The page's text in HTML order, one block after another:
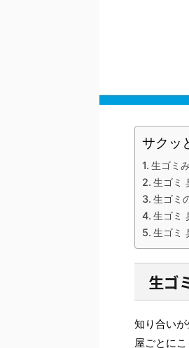
サクッ
生ゴミ
生ゴミ
生ゴミ
生ゴミ
生ゴミ
生ゴ
知り合い
屋ごとに